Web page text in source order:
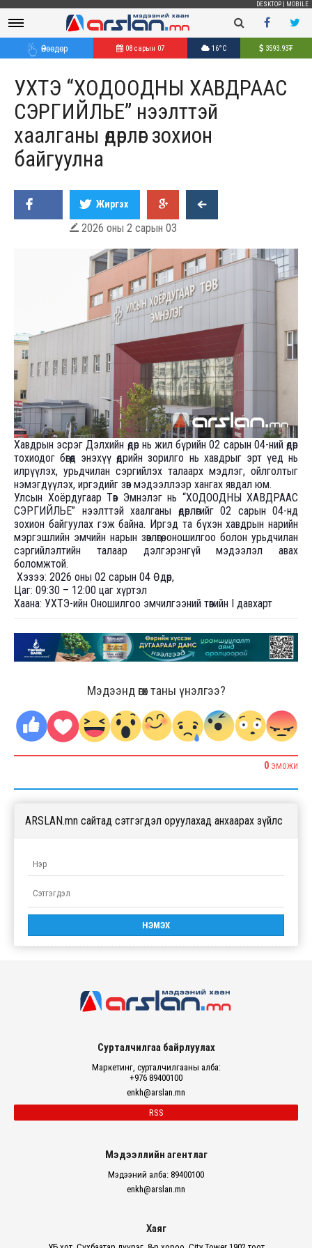
DESKTOP MOBILE
Өнөөдөр 08 сарын 07 16°C 3593.93₮
УХТЭ “ХОДООДНЫ ХАВДРААС
СЭРГИЙЛЬЕ” нээлттэй
хаалганы өдөрлөг зохион
байгуулна
Жиргэх
 2026 оны 2 сарын 03
Хавдрын эсрэг Дэлхийн өдөр нь жил бүрийн 02 сарын 04-ний өдөр
тохиодог бөгөөд энэхүү өдрийн зорилго нь хавдрыг эрт үед нь
илрүүлэх, урьдчилан сэргийлэх талаарх мэдлэг, ойлголтыг
нэмэгдүүлэх, иргэдийг зөв мэдээллээр хангах явдал юм.
Улсын Хоёрдугаар Төв Эмнэлэг нь “ХОДООДНЫ ХАВДРААС
СЭРГИЙЛЬЕ” нээлттэй хаалганы өдөрлөгийг 02 сарын 04-нд
зохион байгуулах гэж байна. Иргэд та бүхэн хавдрын нарийн
мэргэшлийн эмчийн нарын зөвлөгөө, оношилгоо болон урьдчилан
сэргийлэлтийн талаар дэлгэрэнгүй мэдээлэл авах
боломжтой.
Хэзээ: 2026 оны 02 сарын 04 Өдөр,
Цаг: 09:30 – 12:00 цаг хүртэл
Хаана: УХТЭ-ийн Оношилгоо эмчилгээний төвийн I давхарт
Мэдээнд өгөх таны үнэлгээ?
0 ЭМОЖИ
ARSLAN.mn сайтад сэтгэгдэл оруулахад анхаарах зүйлс
Сурталчилгаа байрлуулах
Маркетинг, сурталчилгааны алба:
+976 89400100
enkh@arslan.mn
RSS
Мэдээллийн агентлаг
Мэдээний алба: 89400100
enkh@arslan.mn
Хаяг